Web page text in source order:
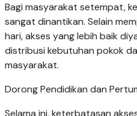
Bagi masyarakat setempat,
sangat dinantikan. Selain
hari, akses yang lebih baik
distribusi kebutuhan pokok
masyarakat.
Dorong Pendidikan dan